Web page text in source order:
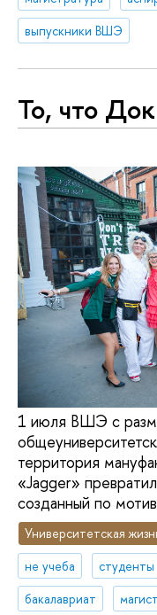
выпускники ВШЭ
То, что
1 июля ВШЭ с
территория
«Jagger»
созданный по
Университетская
не учеба
студенты
бакалавриат